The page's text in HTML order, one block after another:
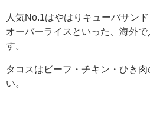
人気No.1はやはりキューバサン
オーバーライスといった、海外
す。
タコスはビーフ・チキン・ひき
い。